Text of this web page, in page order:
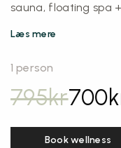
sauna, floating spa
Læs mere
1 person
795kr700
Book wellness